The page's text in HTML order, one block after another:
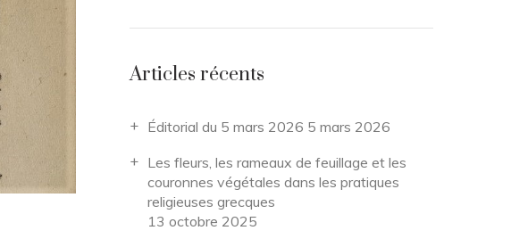
Articles récents
Éditorial du 5 mars 2026 5 mars 2026
Les fleurs, les rameaux de feuillage et les
couronnes végétales dans les pratiques
religieuses grecques
13 octobre 2025